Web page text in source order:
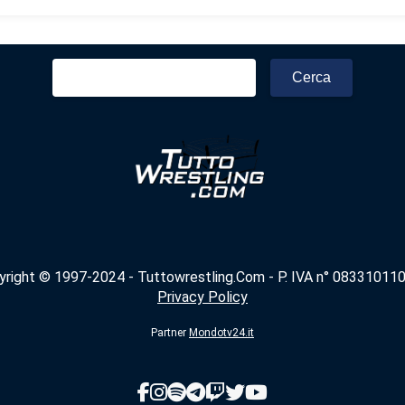
Ricerca
© 1997-2024 - Tuttowrestling.Com - P. IVA n°
Privacy Policy
Partner Mondotv24.it